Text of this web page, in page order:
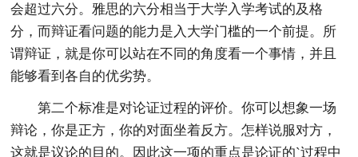
会超过六分。雅思的六分相当于大学入学考试的及格
分，而辩证看问题的能力是入大学门槛的一个前提。所
谓辩证，就是你可以站在不同的角度看一个事情，并且
能够看到各自的优劣势。
第二个标准是对论证过程的评价。你可以想象一场
辩论，你是正方，你的对面坐着反方。怎样说服对方，
这就是议论的目的。因此这一项的重点是论证的`过程中